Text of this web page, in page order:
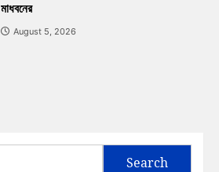
মাধবনের
August 5, 2026
Search